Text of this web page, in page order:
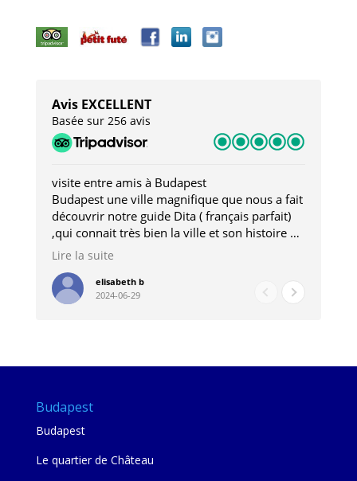
Avis EXCELLENT
Basée sur 256 avis
visite entre amis à Budapest
Budapest une ville magnifique que nous a fait
découvrir notre guide Dita ( français parfait)
,qui connait très bien la ville et son histoire et
qui nous a permis d'accéder à des lieux
pour les restaurants . A la fin de notre séjour
nous étions plus avec une amie qu' une guide
Lire la suite
elisabeth b
2024-06-29
Budapest
Budapest
Le quartier de Château